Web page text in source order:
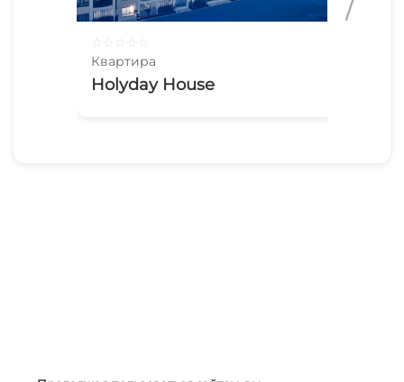
Квартира
Holyday House